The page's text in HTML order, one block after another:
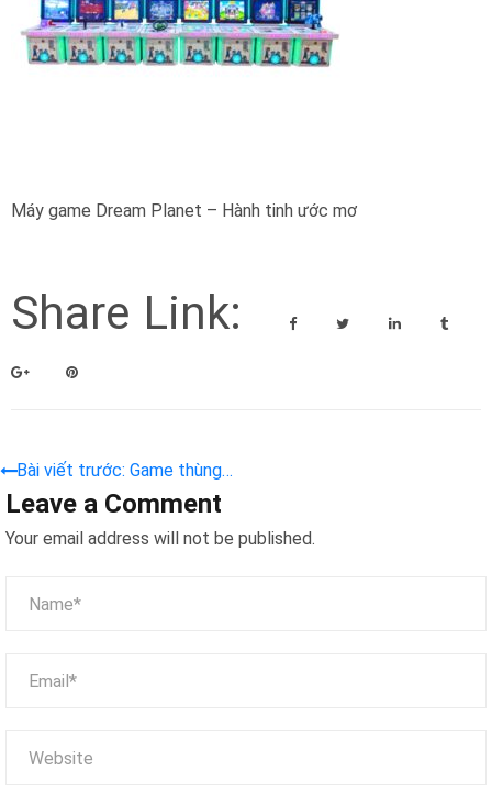
Máy game Dream Planet – Hành tinh ước mơ
Share Link:
Bài viết trước: Game thùng
Máy bay Dream Planet – Trò
chơi mô phỏng đỉnh cao
Leave a Comment
Your email address will not be published.